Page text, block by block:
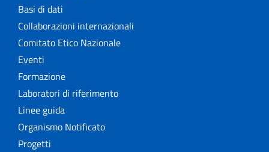
Basi di dati
Collaborazioni internazionali
Comitato Etico Nazionale
Eventi
Formazione
Laboratori di riferimento
Linee guida
Organismo Notificato
Progetti